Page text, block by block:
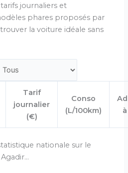
journaliers et
phares proposés par
la voiture idéale sans
Tarif
journalier
(€)
Conso
(L/100km)
nationale sur le